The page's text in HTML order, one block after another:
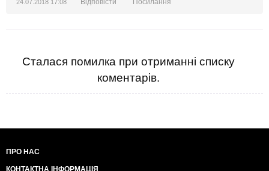
24.07.2018 17:08 Відповісти Посилання
Сталася помилка при отриманні списку
коментарів.
ПРО НАС
КОНТАКТНА ІНФОРМАЦІЯ